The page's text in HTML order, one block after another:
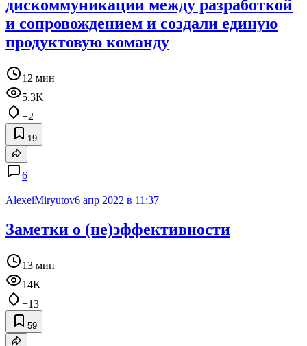
дискоммуникации между разработкой
и сопровождением и создали единую
продуктовую команду
12 мин
5.3K
+2
19
6
AlexeiMiryutov6 апр 2022 в 11:37
Заметки о (не)эффективности
13 мин
14K
+13
59